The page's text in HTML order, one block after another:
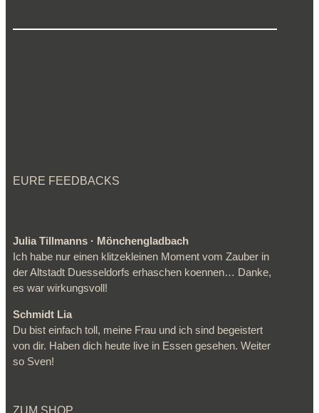
EURE FEEDBACKS
Julia Tillmanns · Mönchengladbach
Ich habe nur einen klitzekleinen Moment vom Zauber in
der Altstadt Duesseldorfs erhaschen koennen… Danke,
es war wirkungsvoll!
Schmidt Lia
Du bist einfach toll, meine Frau und ich sind begeistert
von dir. Haben dich heute live in Essen gesehen. Weiter
so Sven!
ZUM SHOP